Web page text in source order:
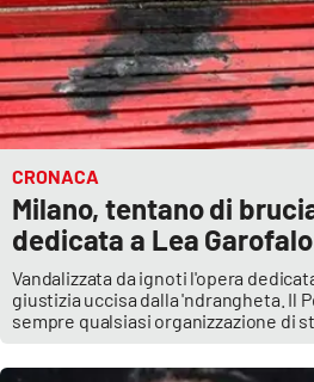
CRONACA
Milano, tentano di
dedicata a Lea
Vandalizzata da ignoti l'opera
giustizia uccisa dalla 'ndrangheta. Il
sempre qualsiasi organizzazione di